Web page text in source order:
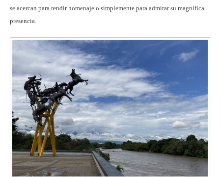
se acercan para rendir homenaje o simplemente para admirar su magnífica
presencia.